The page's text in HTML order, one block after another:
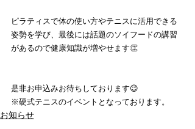
ピラティスで体の使い方やテニスに活用できる
姿勢を学び、最後には話題のソイフードの講習
があるので健康知識が増やせます👏
是非お申込みお待ちしております😉
※硬式テニスのイベントとなっております。
お知らせ